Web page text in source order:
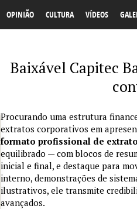
OPINIÃO CULTURA VÍDEOS
Baixável Capitec
Procurando uma estrutura
extratos corporativos em
formato profissional de
equilibrado — com blocos de
inicial e final, e destaque para
interno, demonstrações de
ilustrativos, ele transmite
avançados.